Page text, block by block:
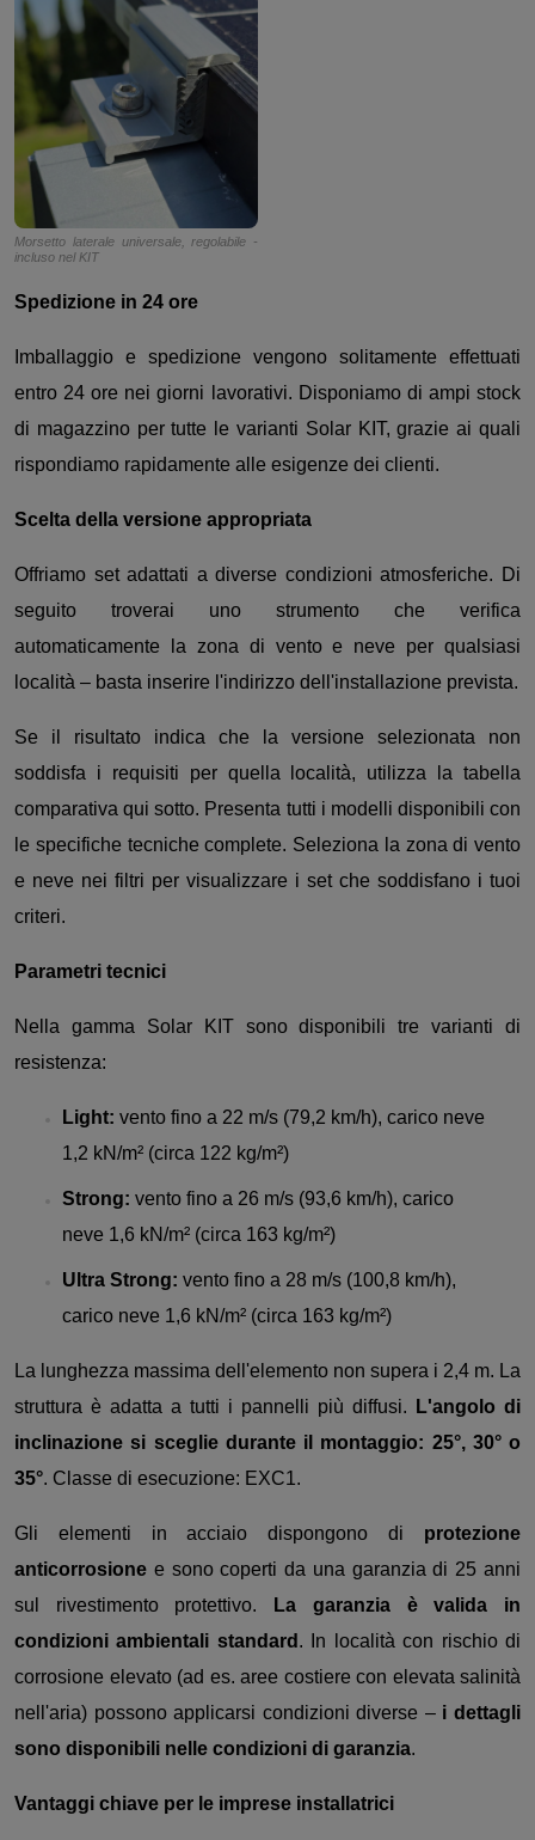
Morsetto laterale universale, regolabile -
incluso nel KIT
Spedizione in 24 ore
Imballaggio e spedizione vengono solitamente effettuati
entro 24 ore nei giorni lavorativi. Disponiamo di ampi stock
di magazzino per tutte le varianti Solar KIT, grazie ai quali
rispondiamo rapidamente alle esigenze dei clienti.
Scelta della versione appropriata
Offriamo set adattati a diverse condizioni atmosferiche. Di
seguito troverai uno strumento che verifica
automaticamente la zona di vento e neve per qualsiasi
località – basta inserire l'indirizzo dell'installazione prevista.
Se il risultato indica che la versione selezionata non
soddisfa i requisiti per quella località, utilizza la tabella
comparativa qui sotto. Presenta tutti i modelli disponibili con
le specifiche tecniche complete. Seleziona la zona di vento
e neve nei filtri per visualizzare i set che soddisfano i tuoi
criteri.
Parametri tecnici
Nella gamma Solar KIT sono disponibili tre varianti di
resistenza:
Light: vento fino a 22 m/s (79,2 km/h), carico neve
1,2 kN/m² (circa 122 kg/m²)
Strong: vento fino a 26 m/s (93,6 km/h), carico
neve 1,6 kN/m² (circa 163 kg/m²)
Ultra Strong: vento fino a 28 m/s (100,8 km/h),
carico neve 1,6 kN/m² (circa 163 kg/m²)
La lunghezza massima dell'elemento non supera i 2,4 m. La
struttura è adatta a tutti i pannelli più diffusi.
L'angolo di
inclinazione si sceglie durante il montaggio: 25°, 30° o
35°. Classe di esecuzione: EXC1.
Gli elementi in acciaio dispongono di protezione
anticorrosione e sono coperti da una garanzia di 25 anni
sul rivestimento protettivo.
La garanzia è valida in
condizioni ambientali standard . In località con rischio di
corrosione elevato (ad es. aree costiere con elevata salinità
nell'aria) possono applicarsi condizioni diverse – i dettagli
sono disponibili nelle condizioni di garanzia.
Vantaggi chiave per le imprese installatrici